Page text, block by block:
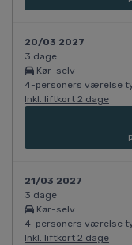
20/03 2027
3 dage
Kør-selv
4-personers værelse
Inkl. liftkort 2 dage
21/03 2027
3 dage
Kør-selv
4-personers værelse
Inkl. liftkort 2 dage